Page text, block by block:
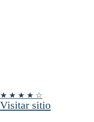
★ ★ ★ ★ ☆
Visitar sitio